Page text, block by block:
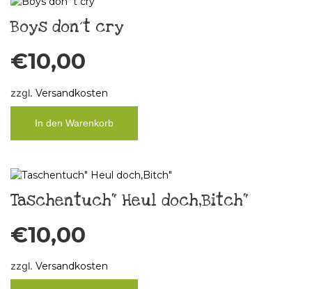
Boys don´t cry
€10,00
zzgl. Versandkosten
In den Warenkorb
Taschentuch“ Heul doch,Bitch“
€10,00
zzgl. Versandkosten